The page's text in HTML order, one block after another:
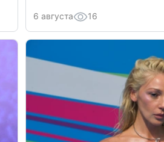
6 августа 16